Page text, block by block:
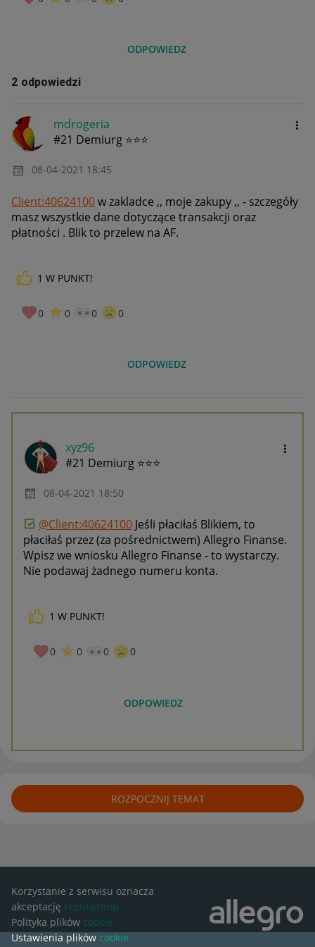
ODPOWIEDZ
2 odpowiedzi
mdrogeria
#21 Demiurg ⭐⭐⭐
‎08-04-2021 18:45
Client:40624100w zakladce ,, moje zakupy ,, - szczegóły
masz wszystkie dane dotyczące transakcji oraz
płatności . Blik to przelew na AF.
1 W PUNKT!
0 0 0 0
ODPOWIEDZ
xyz96
#21 Demiurg ⭐⭐⭐
‎08-04-2021 18:50
@Client:40624100 Jeśli płaciłaś Blikiem, to
płaciłaś przez (za pośrednictwem) Allegro Finanse.
Wpisz we wniosku Allegro Finanse - to wystarczy.
Nie podawaj żadnego numeru konta.
1 W PUNKT!
0 0 0 0
ODPOWIEDZ
ROZPOCZNIJ TEMAT
Korzystanie z serwisu oznacza
akceptację regulaminu
Polityka plików cookie
Ustawienia plików cookie